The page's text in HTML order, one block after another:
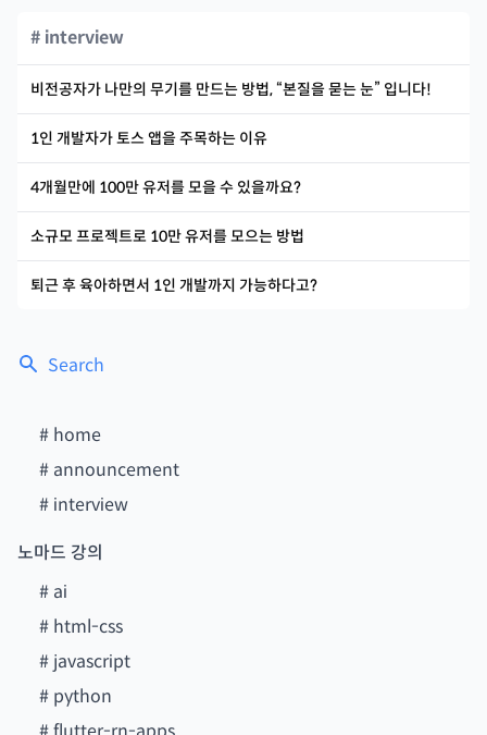
Search
# home
# announcement
# interview
노마드 강의
# ai
# html-css
# javascript
# python
# interview
비전공자가 나만의 무기를 만드는 방법, “본질을 묻는 눈” 입니다!
1인 개발자가 토스 앱을 주목하는 이유
4개월만에 100만 유저를 모을 수 있을까요?
소규모 프로젝트로 10만 유저를 모으는 방법
퇴근 후 육아하면서 1인 개발까지 가능하다고?